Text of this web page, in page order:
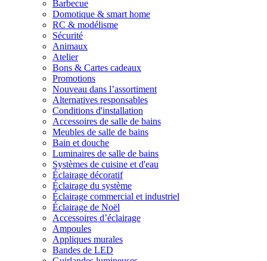
Barbecue
Domotique & smart home
RC & modélisme
Sécurité
Animaux
Atelier
Bons & Cartes cadeaux
Promotions
Nouveau dans l’assortiment
Alternatives responsables
Conditions d'installation
Accessoires de salle de bains
Meubles de salle de bains
Bain et douche
Luminaires de salle de bains
Systèmes de cuisine et d'eau
Éclairage décoratif
Éclairage du système
Éclairage commercial et industriel
Éclairage de Noël
Accessoires d’éclairage
Ampoules
Appliques murales
Bandes de LED